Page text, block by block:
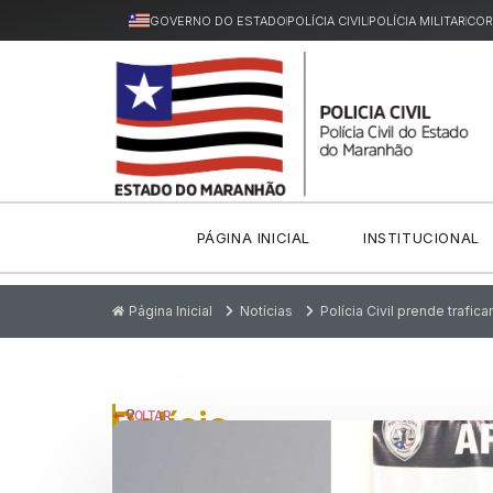
GOVERNO DO ESTADOPOLÍCIA CIVILPOLÍCIA MILITAR
PÁGINA INICIAL INSTITUCIONAL
Página Inicial Notícias Polícia Civil prende
P
Polícia
VOLTAR